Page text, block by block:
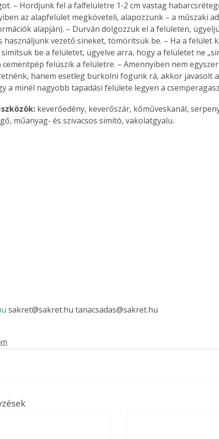
A – Hordjunk fel a falfelületre 1-2 cm vastag
az alapfelület megköveteli, alapozzunk – a műszaki
alapján). – Durván dolgozzuk el a felületen,
használjunk vezető síneket, tömörítsük be. – Ha a felület
be a felületet, ügyelve arra, hogy a felületet ne
cementpép felúszik a felületre. – Amennyiben nem
hanem esetleg burkolni fogunk rá, akkor javasolt
a minél nagyobb tapadási felülete legyen a
keverőedény, keverőszár, kőműveskanál,
műanyag- és szivacsos simító, vakolatgyalu.
sakret@sakret.hu tanacsadas@sakret.hu